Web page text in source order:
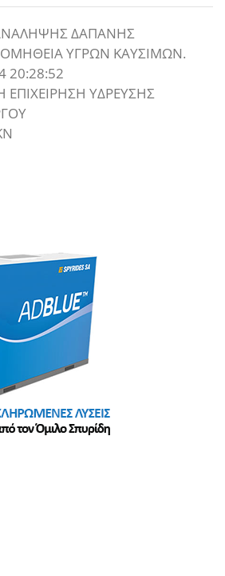
ΔΑΠΑΝΗΣ
ΥΓΡΩΝ ΚΑΥΣΙΜΩΝ.
20:28:52
ΕΠΙΧΕΙΡΗΣΗ ΥΔΡΕΥΣΗΣ